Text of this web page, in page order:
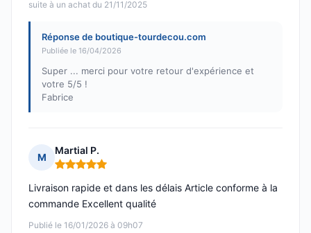
suite à un achat du 21/11/2025
Réponse de boutique-tourdecou.com
Publiée le 16/04/2026
Super ... merci pour votre retour d'expérience et
votre 5/5 !
Fabrice
M
Martial P.
Note : 5 sur 5
Publié le 16/01/2026 à 09h07
Livraison rapide et dans les délais Article conforme à la
commande Excellent qualité